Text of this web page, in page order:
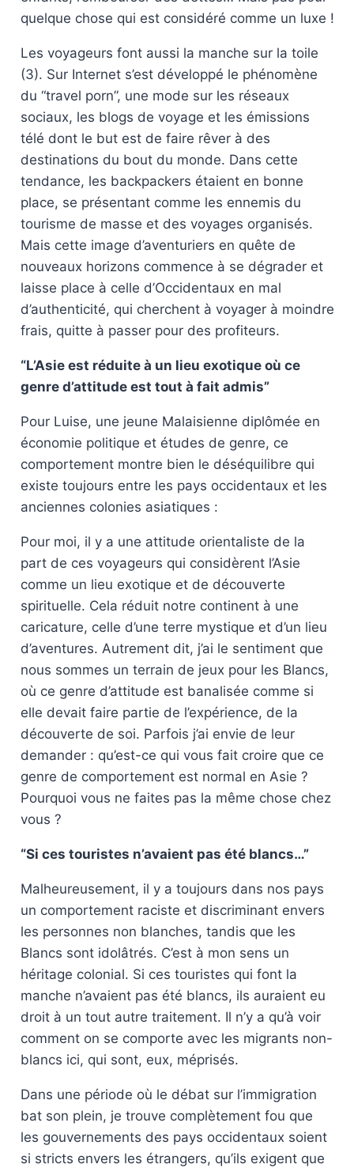
quelque chose qui est considéré comme un luxe !
Les voyageurs font aussi la manche sur la toile
(3). Sur Internet s’est développé le phénomène
du “travel porn”, une mode sur les réseaux
sociaux, les blogs de voyage et les émissions
télé dont le but est de faire rêver à des
destinations du bout du monde. Dans cette
tendance, les backpackers étaient en bonne
place, se présentant comme les ennemis du
tourisme de masse et des voyages organisés.
Mais cette image d’aventuriers en quête de
nouveaux horizons commence à se dégrader et
laisse place à celle d’Occidentaux en mal
d’authenticité, qui cherchent à voyager à moindre
frais, quitte à passer pour des profiteurs.
“L’Asie est réduite à un lieu exotique où ce
genre d’attitude est tout à fait admis”
Pour Luise, une jeune Malaisienne diplômée en
économie politique et études de genre, ce
comportement montre bien le déséquilibre qui
existe toujours entre les pays occidentaux et les
anciennes colonies asiatiques :
Pour moi, il y a une attitude orientaliste de la
part de ces voyageurs qui considèrent l’Asie
comme un lieu exotique et de découverte
spirituelle. Cela réduit notre continent à une
caricature, celle d’une terre mystique et d’un lieu
d’aventures. Autrement dit, j’ai le sentiment que
nous sommes un terrain de jeux pour les Blancs,
où ce genre d’attitude est banalisée comme si
elle devait faire partie de l’expérience, de la
découverte de soi. Parfois j’ai envie de leur
demander : qu’est-ce qui vous fait croire que ce
genre de comportement est normal en Asie ?
Pourquoi vous ne faites pas la même chose chez
vous ?
“Si ces touristes n’avaient pas été blancs…”
Malheureusement, il y a toujours dans nos pays
un comportement raciste et discriminant envers
les personnes non blanches, tandis que les
Blancs sont idolâtrés. C’est à mon sens un
héritage colonial. Si ces touristes qui font la
manche n’avaient pas été blancs, ils auraient eu
droit à un tout autre traitement. Il n’y a qu’à voir
comment on se comporte avec les migrants non-
blancs ici, qui sont, eux, méprisés.
Dans une période où le débat sur l’immigration
bat son plein, je trouve complètement fou que
les gouvernements des pays occidentaux soient
si stricts envers les étrangers, qu’ils exigent que